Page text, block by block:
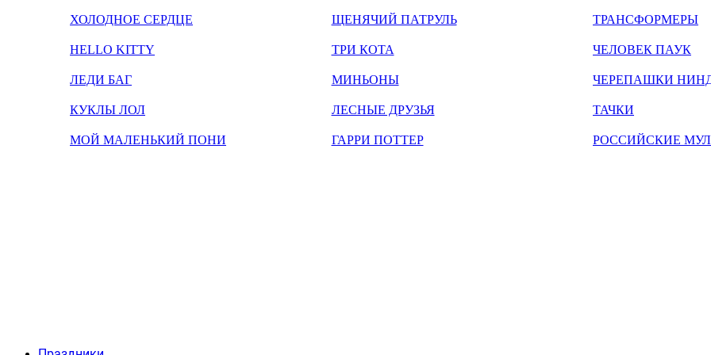
ХОЛОДНОЕ СЕРДЦЕ
HELLO KITTY
ЛЕДИ БАГ
КУКЛЫ ЛОЛ
МОЙ МАЛЕНЬКИЙ ПОНИ
ЩЕНЯЧИЙ ПАТРУЛЬ
ТРИ КОТА
МИНЬОНЫ
ЛЕСНЫЕ ДРУЗЬЯ
ГАРРИ ПОТТЕР
ТРАНСФОРМЕРЫ
ЧЕЛОВЕК ПАУК
ЧЕРЕПАШКИ
ТАЧКИ
РОССИЙСКИЕ